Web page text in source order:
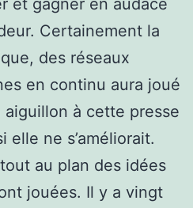
Certainement la
des réseaux
en continu aura joué
à cette presse
elle ne s’améliorait.
au plan des idées
jouées. Il y a vingt